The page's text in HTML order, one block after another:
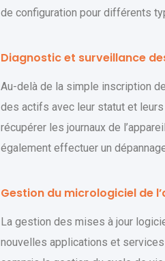
de configuration pour différents
Diagnostic et surveillance
Au-delà de la simple inscription
des actifs avec leur statut et
récupérer les journaux de
également effectuer un
Gestion du micrologiciel de
La gestion des mises à jour
nouvelles applications et